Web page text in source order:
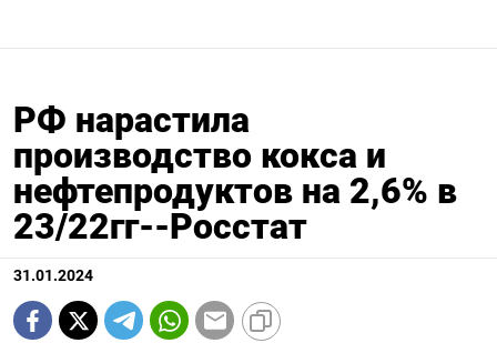
РФ нарастила
производство кокса и
нефтепродуктов на 2,6% в
23/22гг--Росстат
31.01.2024